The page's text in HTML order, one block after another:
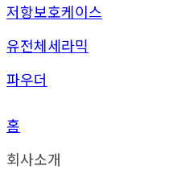
저항보호케이스
유전체세라믹
파우더
홈
회사소개